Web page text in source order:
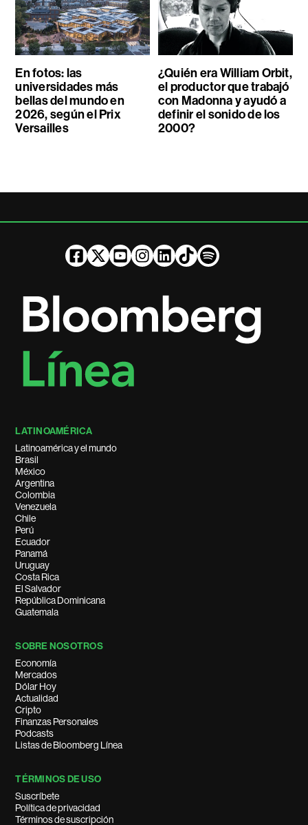
En fotos: las
universidades más
bellas del mundo en
2026, según el Prix
Versailles
¿Quién era William Orbit,
el productor que trabajó
con Madonna y ayudó a
definir el sonido de los
2000?
LATINOAMÉRICA
Latinoamérica y el mundo
Brasil
México
Argentina
Colombia
Venezuela
Chile
Perú
Ecuador
Panamá
Uruguay
Costa Rica
El Salvador
República Dominicana
Guatemala
SOBRE NOSOTROS
Economía
Mercados
Dólar Hoy
Actualidad
Cripto
Finanzas Personales
Podcasts
Listas de Bloomberg Línea
TÉRMINOS DE USO
Suscríbete
Política de privacidad
Términos de suscripción